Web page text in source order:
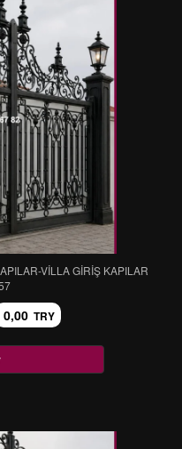
VİLLA GİRİŞ KAPILAR
0,00 TRY